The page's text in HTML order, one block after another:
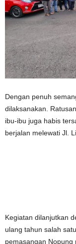
Dengan penuh
dilaksanakan.
ibu-ibu juga habis
berjalan melewati Jl.
Kegiatan dilanjutkan
ulang tahun salah
pemasangan Nopung